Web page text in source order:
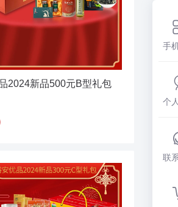
2024新品500元B型礼包
手
个
联